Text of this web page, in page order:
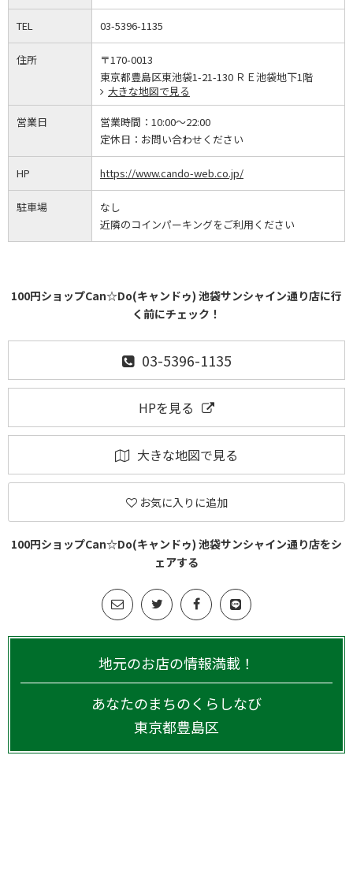
TEL 03-5396-1135
住所
〒170-0013
東京都豊島区東池袋1-21-130 ＲＥ池袋地下1階
大きな地図で見る
営業日 営業時間： 10:00～22:00
定休日： お問い合わせください
HP https://www.cando-web.co.jp/
駐車場
なし
近隣のコインパーキングをご利用ください
100円ショップCan☆Do(キャンドゥ) 池袋サンシャイン通り店に行
く前にチェック！
03-5396-1135
HPを見る
大きな地図で見る
お気に入りに追加
100円ショップCan☆Do(キャンドゥ) 池袋サンシャイン通り店をシ
ェアする
地元のお店の情報満載！
あなたのまちのくらしなび
東京都豊島区